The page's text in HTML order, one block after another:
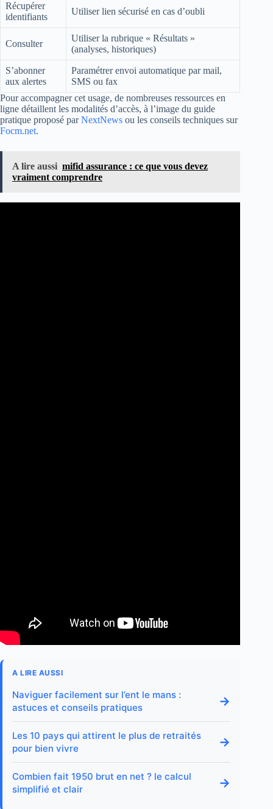
Récupérer
identifiants
Utiliser lien sécurisé en cas d’oubli
Consulter
Utiliser la rubrique « Résultats »
(analyses, historiques)
S’abonner
aux alertes
Paramétrer envoi automatique par mail,
SMS ou fax
Pour accompagner cet usage, de nombreuses ressources en
ligne détaillent les modalités d’accès, à l’image du guide
pratique proposé parNextNews ou les conseils techniques sur
Focm.net.
A lire aussi mifid assurance : ce que vous devez
vraiment comprendre
A LIRE AUSSI
Naviguer facilement sur l’ent le mans :
astuces et conseils pratiques
→
Les 10 pays qui attirent le plus de retraités
pour bien vivre
→
Combien fait 1950 brut en net ? le calcul
simplifié et clair
→